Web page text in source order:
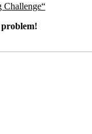
Challenge“